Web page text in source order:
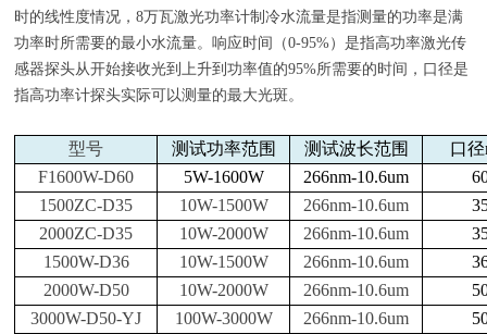
时的线性度情况，8万瓦激光功率计制冷水流量是指测量的功率是满
功率时所需要的最小水流量。响应时间（0-95%）是指高功率激光传
感器探头从开始接收光到上升到功率值的95%所需要的时间，口径是
指高功率计探头实际可以测量的最大光斑。
型号 测试功率范围 测试波长范围 口径
F1600W-D60
5W-1600W 266nm-10.6um
1500ZC-D35
10W-1500W 266nm-10.6um
2000ZC-D35
10W-2000W 266nm-10.6um
1500W-D36
10W-1500W 266nm-10.6um
2000W-D50
10W-2000W 266nm-10.6um
3000W-D50-YJ
100W-3000W 266nm-10.6um